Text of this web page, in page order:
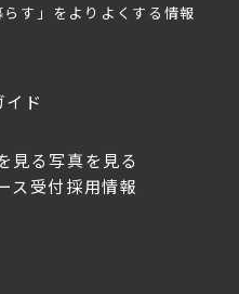
す」をよりよくする情報
イド
見る写真を見る
ス受付採用情報